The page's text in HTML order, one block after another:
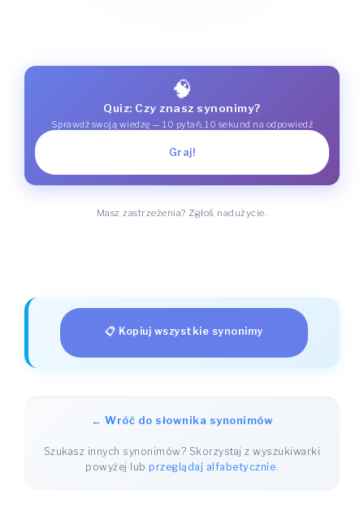
🧠
Quiz: Czy znasz synonimy?
Sprawdź swoją wiedzę — 10 pytań, 10 sekund na odpowiedź
Graj!
Masz zastrzeżenia? Zgłoś nadużycie.
📋 Kopiuj wszystkie synonimy
← Wróć do słownika synonimów
Szukasz innych synonimów? Skorzystaj z wyszukiwarki
powyżej lubprzeglądaj alfabetycznie.